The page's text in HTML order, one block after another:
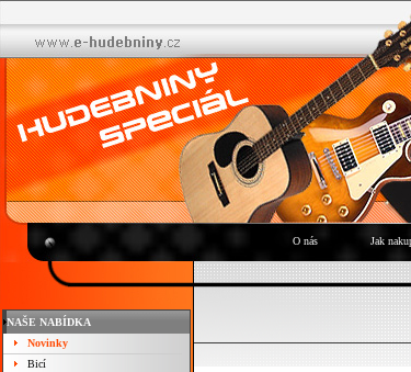
O nás Jak
NAŠE NABÍDKA
Novinky
Bicí